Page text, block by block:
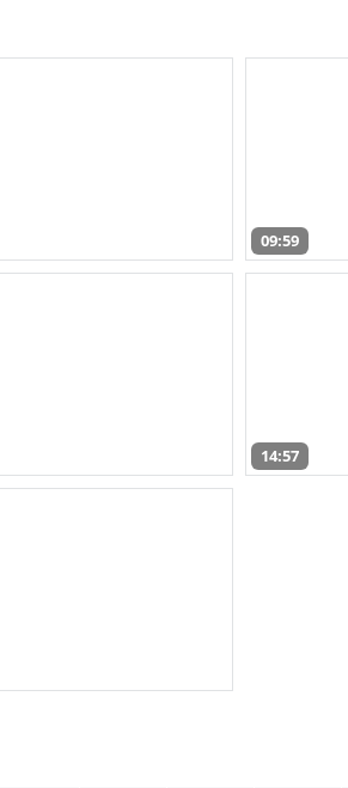
09:59
14:57